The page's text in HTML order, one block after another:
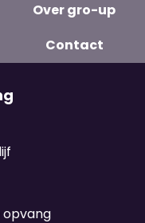
Over gro-up
Contact
opvang